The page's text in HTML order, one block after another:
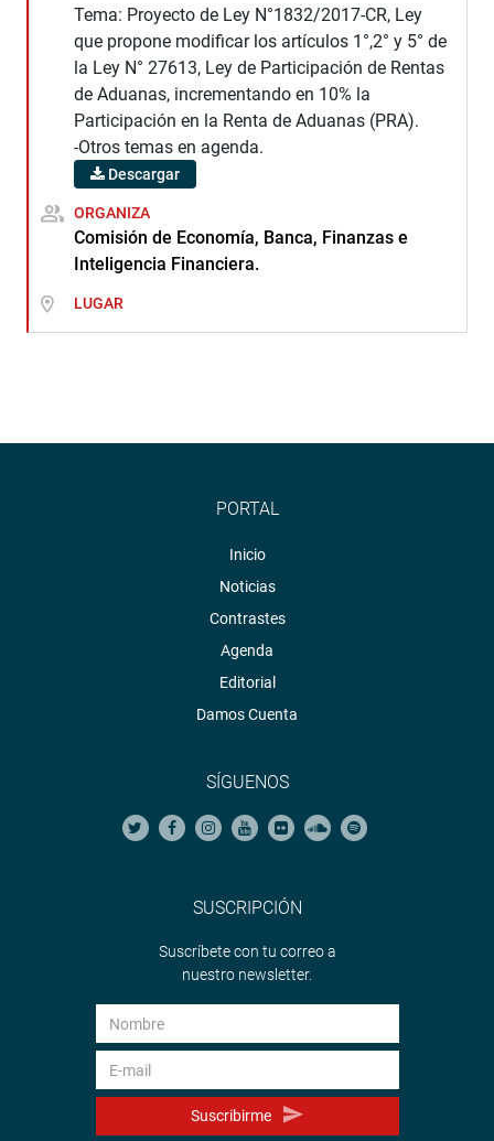
Tema: Proyecto de Ley N°1832/2017-CR, Ley
que propone modificar los artículos 1°,2° y 5° de
la Ley N° 27613, Ley de Participación de Rentas
de Aduanas, incrementando en 10% la
Participación en la Renta de Aduanas (PRA).
-Otros temas en agenda.
Descargar
ORGANIZA
Comisión de Economía, Banca, Finanzas e
Inteligencia Financiera.
LUGAR
PORTAL
Inicio
Noticias
Contrastes
Agenda
Editorial
Damos Cuenta
SÍGUENOS
SUSCRIPCIÓN
Suscríbete con tu correo a
nuestro newsletter.
Suscribirme